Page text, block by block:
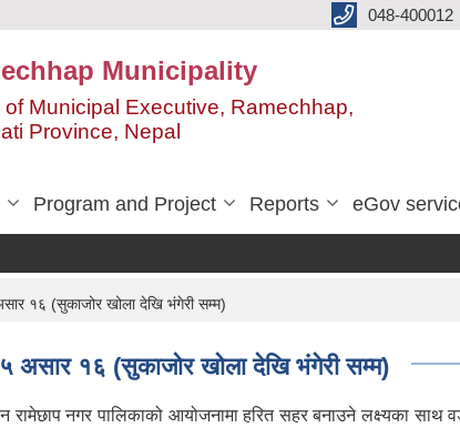
048-400012
Municipality
of Municipal Executive, Ramechhap,
Province, Nepal
Program and Project Reports eGov
१६ (सुकाजोर खोला देखि भंगेरी सम्म)
असार १६ (सुकाजोर खोला देखि भंगेरी सम्म)
नगर पालिकाको आयोजनामा हरित सहर बनाउने लक्ष्यका साथ